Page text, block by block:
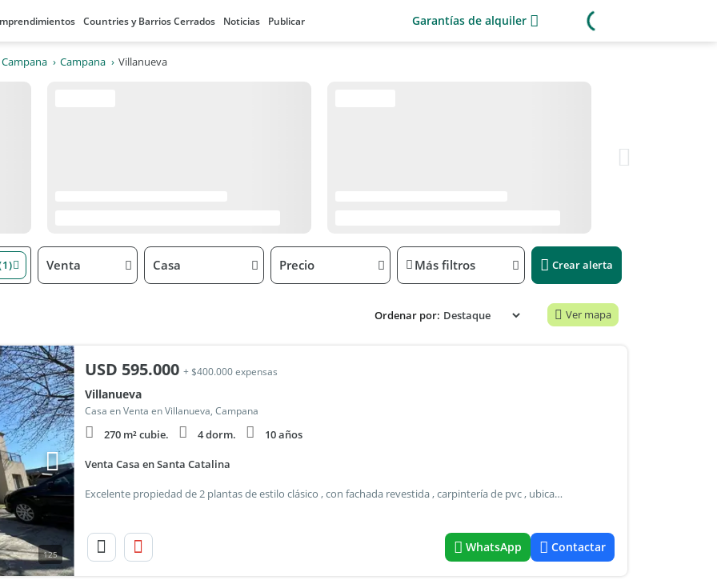
Countries y Barrios Cerrados Noticias Publicar Garantías de alquiler
Campana Villanueva
Venta Casa Precio Más filtros Crear alerta
Ordenar por: Ver mapa
125
USD 595.000 + $400.000 expensas
Villanueva
Casa en Venta en Villanueva, Campana
270 m² cubie. 4 dorm. 10 años
Venta Casa en Santa Catalina
Excelente propiedad de 2 plantas de estilo clásico , con fachada revestida , carpintería de pvc , ubicada sobre un lote de 1003 m2 , cerca de la entrada . , Con pileta revestida en venecitas . Parque con riego por aspersión . Amplia galería , parrilla . Lote interno .
WhatsApp Contactar